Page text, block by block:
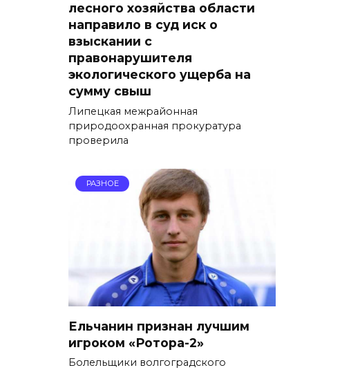
лесного хозяйства области
направило в суд иск о
взыскании с
правонарушителя
экологического ущерба на
сумму свыш
Липецкая межрайонная
природоохранная прокуратура
проверила
РАЗНОЕ
Ельчанин признан лучшим
игроком «Ротора-2»
Болельщики волгоградского